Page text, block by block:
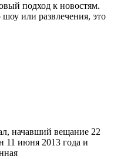
подход к новостям.
или развлечения, это
начавший вещание 22
11 июня 2013 года и